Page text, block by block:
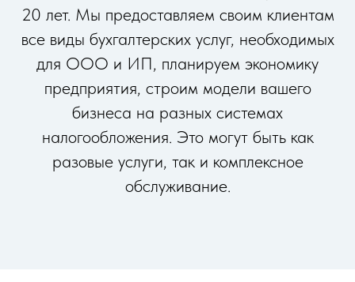
20 лет. Мы предоставляем своим клиентам
все виды бухгалтерских услуг, необходимых
для ООО и ИП, планируем экономику
предприятия, строим модели вашего
бизнеса на разных системах
налогообложения. Это могут быть как
разовые услуги, так и комплексное
обслуживание.